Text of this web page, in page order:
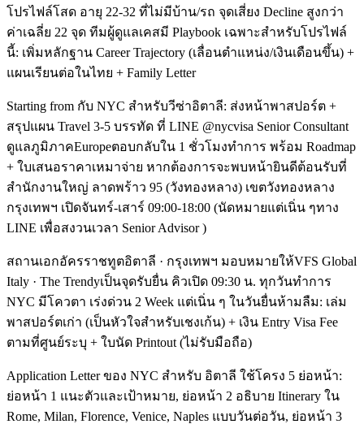
โปรไฟล์โสด อายุ 22-32 ที่ไม่มีบ้าน/รถ จุดเสี่ยง Decline สูงกว่า
ค่าเฉลี่ย 22 จุด ทีมผู้ดูแลเคสมี Playbook เฉพาะสำหรับโปรไฟล์
นี้: เพิ่มหลักฐาน Career Trajectory (เลื่อนตำแหน่ง/เงินเดือนขึ้น) +
แผนเรียนต่อในไทย + Family Letter
Starting from กับ NYC สำหรับวีซ่าอิตาลี: ส่งหน้าพาสปอร์ต +
สรุปแผน Travel 3-5 บรรทัด ที่ LINE @nycvisa Senior Consultant
ดูแลภูมิภาคEuropeตอบกลับใน 1 ชั่วโมงทำการ พร้อม Roadmap
+ ใบเสนอราคาเหมาจ่าย หากต้องการจะพบหน้ายินดีต้อนรับที่
สำนักงานใหญ่ ลาดพร้าว 95 (วังทองหลาง) เขตวังทองหลาง
กรุงเทพฯ เปิดจันทร์-เสาร์ 09:00-18:00 (นัดหมายแต่เนิ่น ๆทาง
LINE เพื่อสงวนเวลา Senior Advisor )
สถานเอกอัครราชทูตอิตาลี · กรุงเทพฯ มอบหมายให้VFS Global
Italy · The Trendyเป็นจุดรับยื่น คิวเปิด 09:30 น. ทุกวันทำการ
NYC มีโควตา เร่งด่วน 2 Week แต่เนิ่น ๆ ในวันยื่นห้ามลืม: เล่ม
พาสปอร์ตเก่า (เป็นหัวใจสำหรับเชงเก้น) + เงิน Entry Visa Fee
ตามที่ศูนย์ระบุ + ใบนัด Printout (ไม่รับมือถือ)
Application Letter ของ NYC สำหรับ อิตาลี ใช้โครง 5 ย่อหน้า:
ย่อหน้า 1 แนะตัวและเป้าหมาย, ย่อหน้า 2 อธิบาย Itinerary ใน
Rome, Milan, Florence, Venice, Naples แบบวันต่อวัน, ย่อหน้า 3